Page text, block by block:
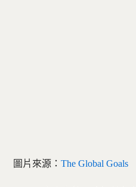
圖片來源：The Global Goals